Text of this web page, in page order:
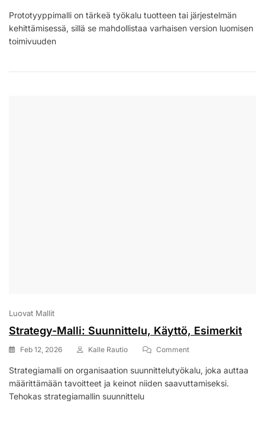
Malli:
Kopiointi,
Prototyyppimalli on tärkeä työkalu tuotteen tai järjestelmän
kehittämisessä, sillä se mahdollistaa varhaisen version luomisen
toimivuuden
Luovat Mallit
Strategy-Malli: Suunnittelu, Käyttö, Esimerkit
Feb 12, 2026 Kalle Rautio CommentOn
Malli:
Suunnittelu,
Strategiamalli on organisaation suunnittelutyökalu, joka auttaa
määrittämään tavoitteet ja keinot niiden saavuttamiseksi.
Tehokas strategiamallin suunnittelu